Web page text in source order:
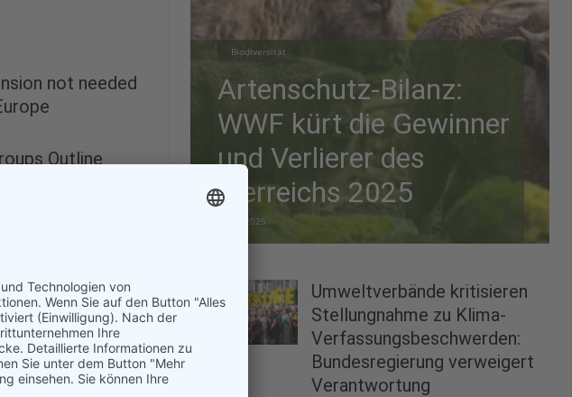
not needed
Outline
report misses
up a...
2023
Biodiversität
Artenschutz-Bilanz:
WWF kürt die Gewinner
und Verlierer des
Tierreichs 2025
28.12.2025
Umweltverbände kritisieren
Stellungnahme zu Klima-
Verfassungsbeschwerden:
Bundesregierung verweigert
Verantwortung